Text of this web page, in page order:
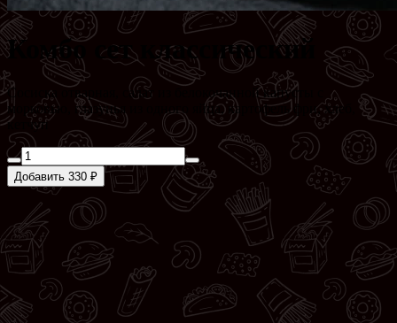
Комбо сет классический
Сосиска отварная, салат из белокочанной капусты с
морковью, глазунья из одного яйца, картофель фри, хлеб,
кетчуп
Добавить 330 ₽